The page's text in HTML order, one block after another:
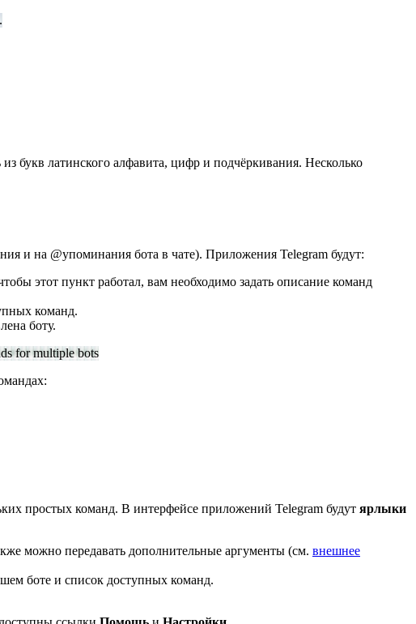
букв латинского алфавита, цифр и подчёркивания. Несколько
и на @упоминания бота в чате). Приложения Telegram будут:
этот пункт работал, вам необходимо задать описание команд
команд.
боту.
простых команд. В интерфейсе приложений Telegram будут ярлыки
можно передавать дополнительные аргументы (см. внешнее
боте и список доступных команд.